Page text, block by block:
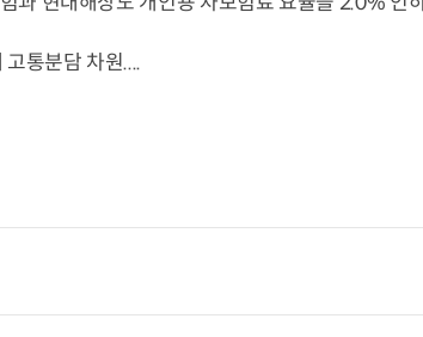
통분담 차원....